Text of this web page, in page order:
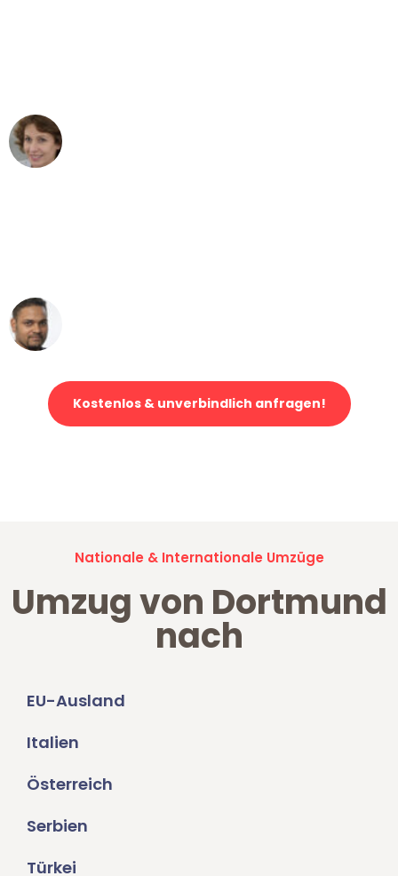
Kostenlos & unverbindlich anfragen!
Nationale & Internationale Umzüge
Umzug von Dortmund
nach
EU-Ausland
Italien
Österreich
Serbien
Türkei